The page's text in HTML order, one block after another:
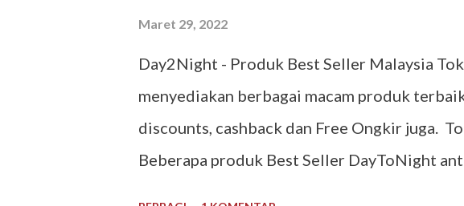
Maret 29, 2022
Day2Night - Produk Best Seller Malaysia
menyediakan berbagai macam produk
discounts, cashback dan Free Ongkir juga.
Beberapa produk Best Seller DayToNight